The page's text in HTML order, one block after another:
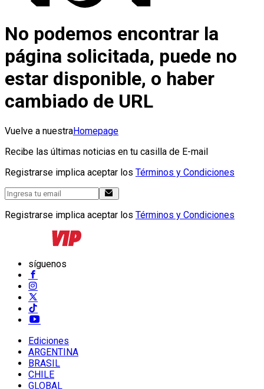
No podemos encontrar la
página solicitada, puede no
estar disponible, o haber
cambiado de URL
Vuelve a nuestraHomepage
Recibe las últimas noticias en tu casilla de E-mail
Registrarse implica aceptar los Términos y Condiciones
Registrarse implica aceptar los Términos y Condiciones
síguenos
Ediciones
ARGENTINA
BRASIL
CHILE
GLOBAL